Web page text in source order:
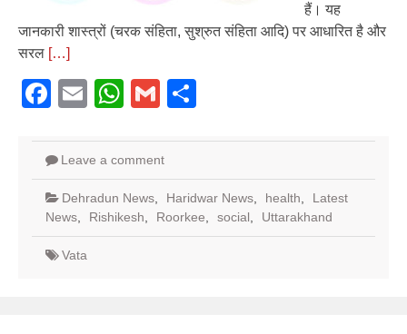
हैं। यह
जानकारी शास्त्रों (चरक संहिता, सुश्रुत संहिता आदि) पर आधारित है और
सरल […]
Facebook
EmailWhatsApp
Gmail
Leave a comment
Dehradun News Haridwar News health
Latest
News
Rishikesh Roorkee social Uttarakhand
Vata